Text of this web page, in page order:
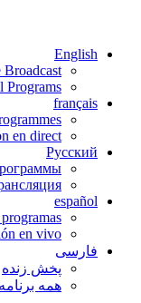
English
Programs
français
en direct
Русский
español
en vivo
فارسی
پخش زنده
همه